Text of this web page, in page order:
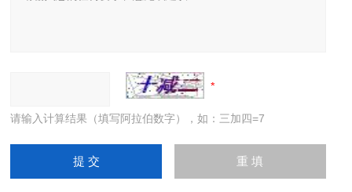
请输入计算结果（填写阿拉伯数字），如：三加四=7